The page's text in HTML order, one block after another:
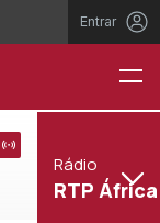
Entrar
Rádio
RTP África